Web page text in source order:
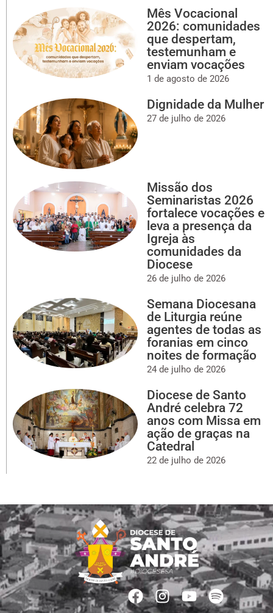
Mês Vocacional
2026: comunidades
que despertam,
testemunham e
enviam vocações
1 de agosto de 2026
Dignidade da Mulher
27 de julho de 2026
Missão dos
Seminaristas 2026
fortalece vocações e
leva a presença da
Igreja às
comunidades da
Diocese
26 de julho de 2026
Semana Diocesana
de Liturgia reúne
agentes de todas as
foranias em cinco
noites de formação
24 de julho de 2026
Diocese de Santo
André celebra 72
anos com Missa em
ação de graças na
Catedral
22 de julho de 2026